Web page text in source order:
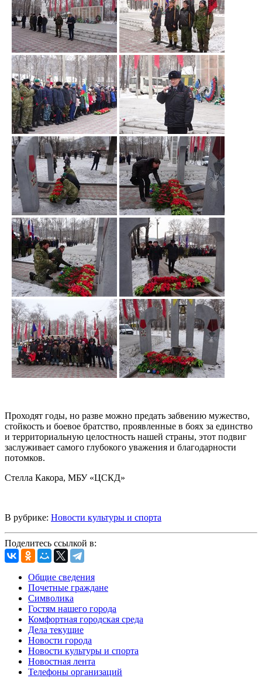
Проходят годы, но разве можно предать забвению мужество,
стойкость и боевое братство, проявленные в боях за единство
и территориальную целостность нашей страны, этот подвиг
заслуживает самого глубокого уважения и благодарности
потомков.
Стелла Какора, МБУ «ЦСКД»
В рубрике: Новости культуры и спорта
Поделитесь ссылкой в:
Общие сведения
Почетные граждане
Символика
Гостям нашего города
Комфортная городская среда
Дела текущие
Новости города
Новости культуры и спорта
Новостная лента
Телефоны организаций